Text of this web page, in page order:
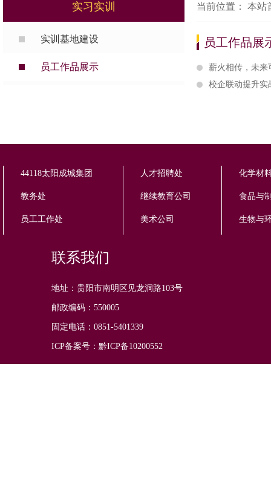
实习实训
实训基地建设
员工作品展示
当前位置： 本站
员工作品展
薪火相传，未
校企联动提升实
44118太阳成城集团
教务处
员工工作处
人才招聘处
继续教育公司
美术公司
化学材
食品与
生物与
联系我们
地址：贵阳市南明区见龙洞路103号
邮政编码：550005
固定电话：0851-5401339
ICP备案号：黔ICP备10200552